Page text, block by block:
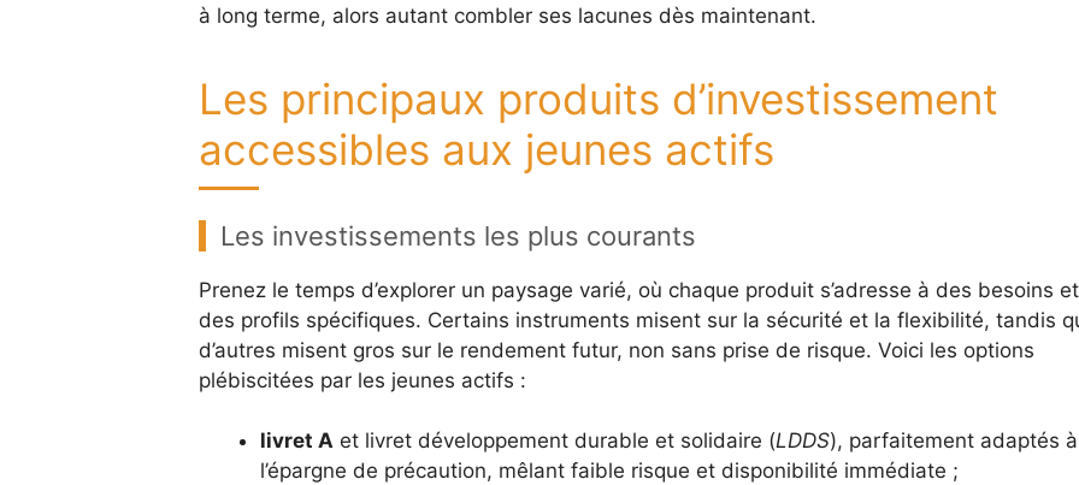
à long terme, alors autant combler ses lacunes dès maintenant.
Les principaux produits d’investissement
accessibles aux jeunes actifs
Les investissements les plus courants
Prenez le temps d’explorer un paysage varié, où chaque produit s’adresse à des besoins
des profils spécifiques. Certains instruments misent sur la sécurité et la flexibilité, tandis
d’autres misent gros sur le rendement futur, non sans prise de risque. Voici les options
plébiscitées par les jeunes actifs :
livret Aet livret développement durable et solidaire (LDDS), parfaitement adaptés à
l’épargne de précaution, mêlant faible risque et disponibilité immédiate ;